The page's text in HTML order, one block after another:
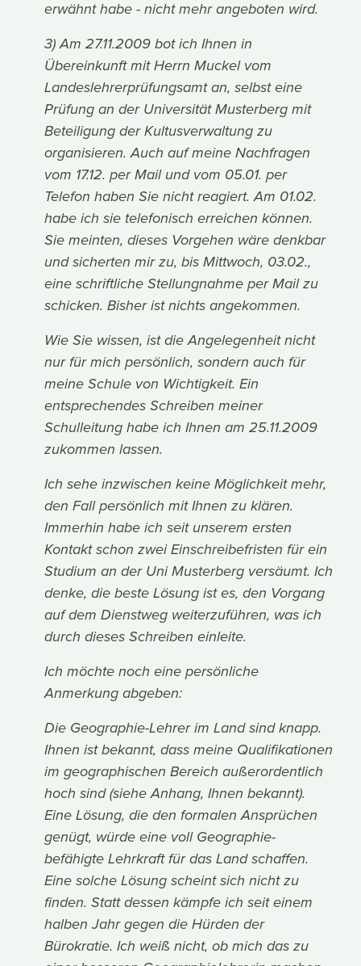
erwähnt habe - nicht mehr angeboten wird.
3) Am 27.11.2009 bot ich Ihnen in
Übereinkunft mit Herrn Muckel vom
Landeslehrerprüfungsamt an, selbst eine
Prüfung an der Universität Musterberg mit
Beteiligung der Kultusverwaltung zu
organisieren. Auch auf meine Nachfragen
vom 17.12. per Mail und vom 05.01. per
Telefon haben Sie nicht reagiert. Am 01.02.
habe ich sie telefonisch erreichen können.
Sie meinten, dieses Vorgehen wäre denkbar
und sicherten mir zu, bis Mittwoch, 03.02.,
eine schriftliche Stellungnahme per Mail zu
schicken. Bisher ist nichts angekommen.
Wie Sie wissen, ist die Angelegenheit nicht
nur für mich persönlich, sondern auch für
meine Schule von Wichtigkeit. Ein
entsprechendes Schreiben meiner
Schulleitung habe ich Ihnen am 25.11.2009
zukommen lassen.
Ich sehe inzwischen keine Möglichkeit mehr,
den Fall persönlich mit Ihnen zu klären.
Immerhin habe ich seit unserem ersten
Kontakt schon zwei Einschreibefristen für ein
Studium an der Uni Musterberg versäumt. Ich
denke, die beste Lösung ist es, den Vorgang
auf dem Dienstweg weiterzuführen, was ich
durch dieses Schreiben einleite.
Ich möchte noch eine persönliche
Anmerkung abgeben:
Die Geographie-Lehrer im Land sind knapp.
Ihnen ist bekannt, dass meine Qualifikationen
im geographischen Bereich außerordentlich
hoch sind (siehe Anhang, Ihnen bekannt).
Eine Lösung, die den formalen Ansprüchen
genügt, würde eine voll Geographie-
befähigte Lehrkraft für das Land schaffen.
Eine solche Lösung scheint sich nicht zu
finden. Statt dessen kämpfe ich seit einem
halben Jahr gegen die Hürden der
Bürokratie. Ich weiß nicht, ob mich das zu